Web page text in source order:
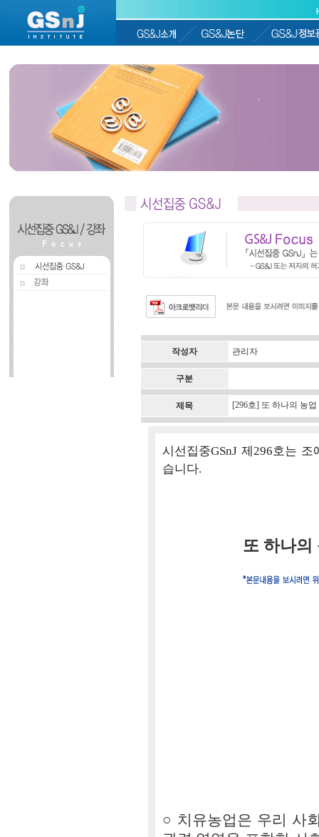
작성자 관리자
구분
제목 [296호] 또 하나의 농
시선집중GSnJ 제296호는
습니다.
또 하나의
○ 치유농업은 우리 사